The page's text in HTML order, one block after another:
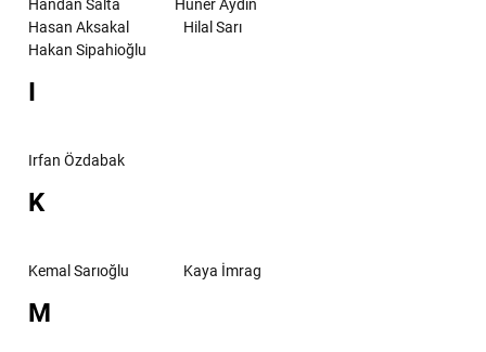
Handan Salta
Hüner Aydın
Hasan Aksakal
Hilal Sarı
Hakan Sipahioğlu
I
Irfan Özdabak
K
Kemal Sarıoğlu Kaya İmrag
M